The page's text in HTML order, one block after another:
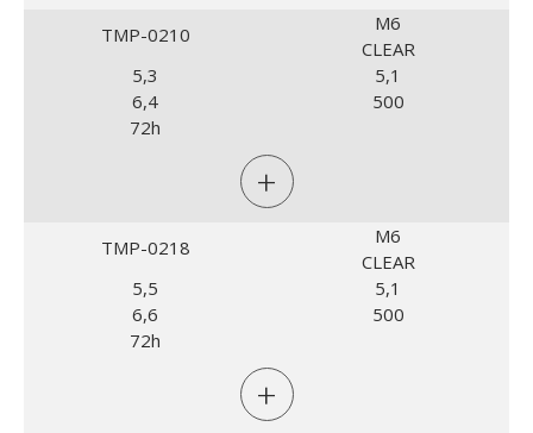
TMP-0210
M6
CLEAR
5,3
5,1
6,4
500
72h
+
TMP-0218
M6
CLEAR
5,5
5,1
6,6
500
72h
+